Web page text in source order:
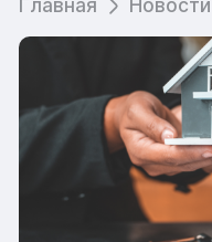
Главная